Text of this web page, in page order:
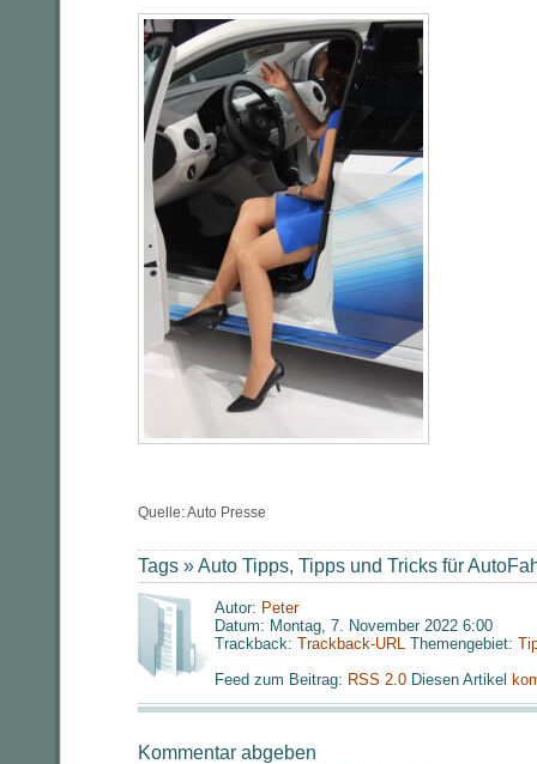
Quelle: Auto Presse
Tags »Auto Tipps, Tipps und Tricks für
Autor: Peter
Datum: Montag, 7. November 2022 6:00
Trackback: Trackback-URL Themengebiet:
Feed zum Beitrag: RSS 2.0 Diesen Artikel
Kommentar abgeben